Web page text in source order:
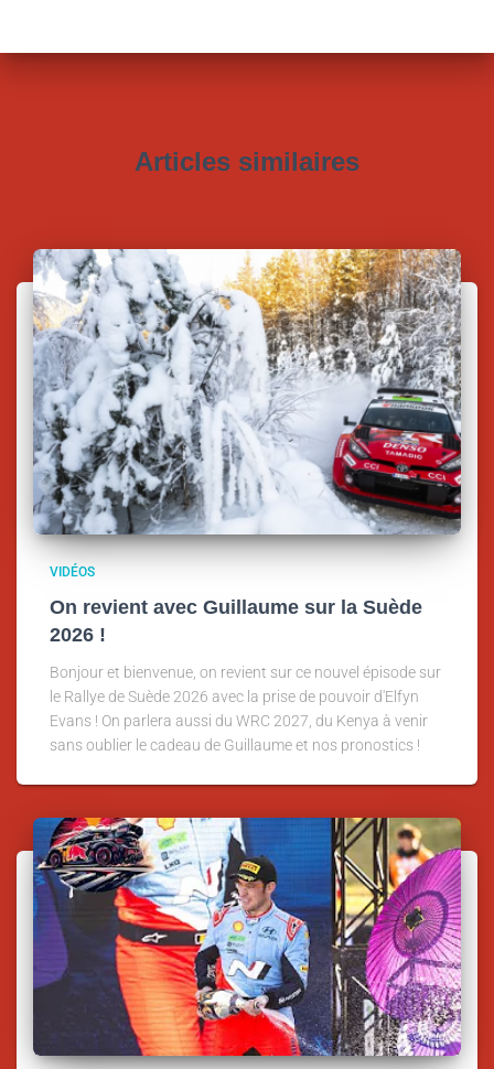
Articles similaires
VIDÉOS
On revient avec Guillaume sur la Suède
2026 !
Bonjour et bienvenue, on revient sur ce nouvel épisode sur
le Rallye de Suède 2026 avec la prise de pouvoir d'Elfyn
Evans ! On parlera aussi du WRC 2027, du Kenya à venir
sans oublier le cadeau de Guillaume et nos pronostics !